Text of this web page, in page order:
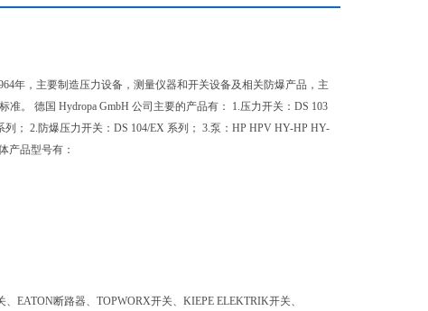
年，主要制造压力设备，测量仪器和开关设备及相关防爆产品，主
。 德国 Hydropa GmbH 公司主要的产品有： 1.压力开关：DS 103
列； 2.防爆压力开关：DS 104/EX 系列； 3.泵：HP HPV HY-HP HY-
产品型号有：
EATON断路器、TOPWORX开关、KIEPE ELEKTRIK开关、